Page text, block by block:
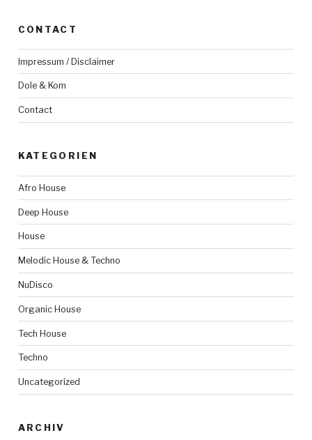
CONTACT
Impressum / Disclaimer
Dole & Kom
Contact
KATEGORIEN
Afro House
Deep House
House
Melodic House & Techno
NuDisco
Organic House
Tech House
Techno
Uncategorized
ARCHIV